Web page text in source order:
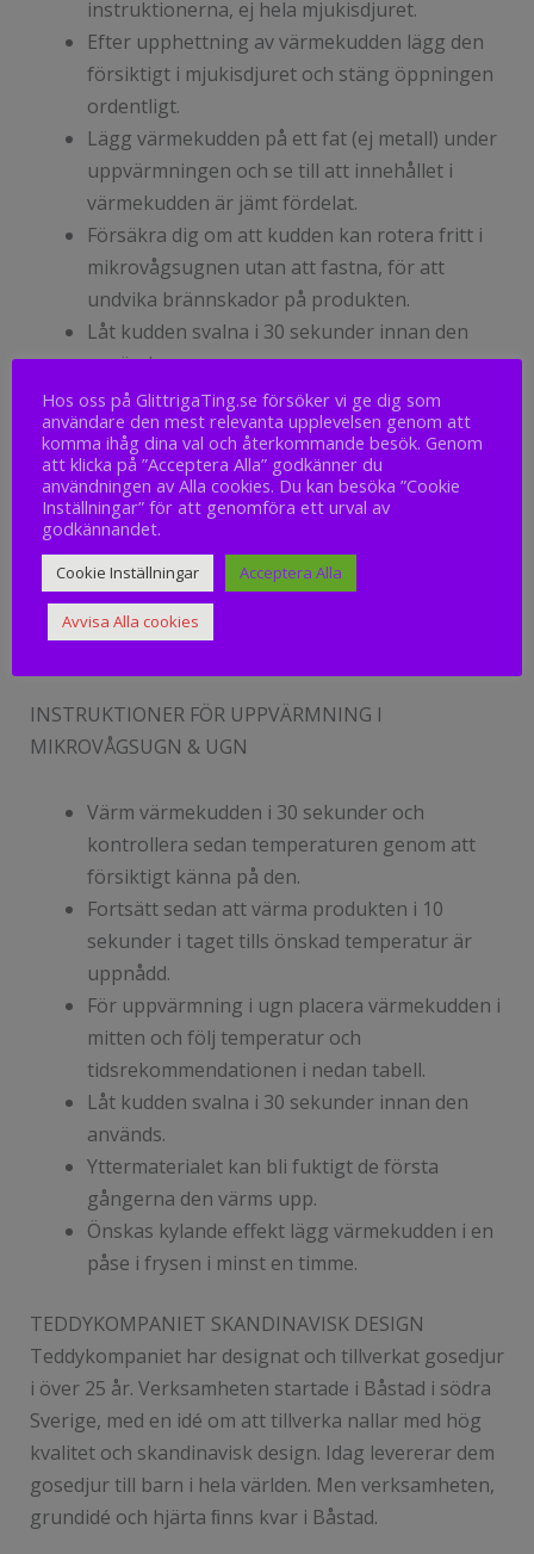
instruktionerna, ej hela mjukisdjuret.
Efter upphettning av värmekudden lägg den
försiktigt i mjukisdjuret och stäng öppningen
ordentligt.
Lägg värmekudden på ett fat (ej metall) under
uppvärmningen och se till att innehållet i
värmekudden är jämt fördelat.
Försäkra dig om att kudden kan rotera fritt i
mikrovågsugnen utan att fastna, för att
undvika brännskador på produkten.
Låt kudden svalna i 30 sekunder innan den
används.
Använd max 900 W vid uppvärmning i
mikrovågsugn.
Om överhettning skulle uppstå vänligen låt
produkten svalna till rumstemperatur och
kontrollera att alla sömmar och material är
intakta. Använd ej om den är skadad.
Efter uppvärmning av kudden måste den
sättas in i mjukisdjuret och förslutas med hjälp
INSTRUKTIONER FÖR UPPVÄRMNING I
MIKROVÅGSUGN & UGN
Värm värmekudden i 30 sekunder och
kontrollera sedan temperaturen genom att
försiktigt känna på den.
Fortsätt sedan att värma produkten i 10
sekunder i taget tills önskad temperatur är
uppnådd.
För uppvärmning i ugn placera värmekudden i
mitten och följ temperatur och
tidsrekommendationen i nedan tabell.
Låt kudden svalna i 30 sekunder innan den
används.
Yttermaterialet kan bli fuktigt de första
gångerna den värms upp.
Önskas kylande effekt lägg värmekudden i en
påse i frysen i minst en timme.
TEDDYKOMPANIET SKANDINAVISK DESIGN
Teddykompaniet har designat och tillverkat gosedjur
i över 25 år. Verksamheten startade i Båstad i södra
Sverige, med en idé om att tillverka nallar med hög
kvalitet och skandinavisk design. Idag levererar dem
gosedjur till barn i hela världen. Men verksamheten,
grundidé och hjärta ﬁnns kvar i Båstad.
Hos oss på GlittrigaTing.se försöker vi ge dig som
användare den mest relevanta upplevelsen genom att
komma ihåg dina val och återkommande besök. Genom
att klicka på ”Acceptera Alla” godkänner du
användningen av Alla cookies. Du kan besöka ”Cookie
Inställningar” för att genomföra ett urval av
godkännandet.
Cookie Inställningar Acceptera Alla
Avvisa Alla cookies